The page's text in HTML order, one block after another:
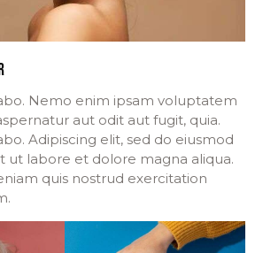
Nemo enim ipsam voluptatem
aut odit aut fugit, quia.
Adipiscing elit, sed do eiusmod
ut labore et dolore magna aliqua.
quis nostrud exercitation